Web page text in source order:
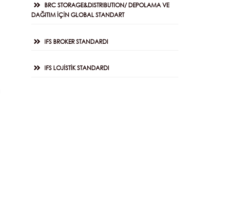
BRC STORAGE&DISTRIBUTION/ DEPOLAMA VE
DAĞITIM İÇİN GLOBAL STANDART
IFS BROKER STANDARDI
IFS LOJİSTİK STANDARDI